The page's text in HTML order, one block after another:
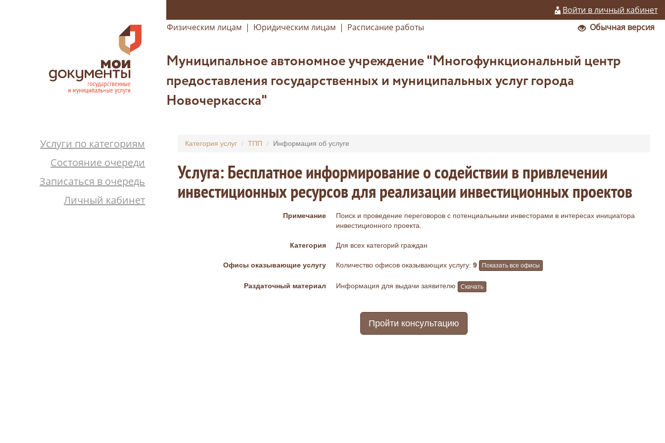
Войти в личный кабинет
Физическим лицам | Юридическим лицам | Расписание работы Обычная версия
Муниципальное автономное учреждение "Многофункциональный центр
предоставления государственных и муниципальных услуг города
Новочеркасска"
Услуги по категориям
Состояние очереди
Записаться в очередь
Личный кабинет
Категория услуг ТПП Информация об услуге
Услуга: Бесплатное информирование о содействии в привлечении
инвестиционных ресурсов для реализации инвестиционных проектов
Примечание
Поиск и проведение переговоров с потенциальными инвесторами в интересах инициатора
инвестиционного проекта.
Категория Для всех категорий граждан
Офисы оказывающие услугу Количество офисов оказывающих услугу: 9 Показать все офисы
Раздаточный материал Информация для выдачи заявителю Скачать
Пройти консультацию